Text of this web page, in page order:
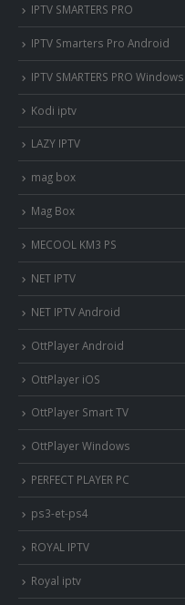
IPTV SMARTERS PRO
IPTV Smarters Pro Android
IPTV SMARTERS PRO Windows
Kodi iptv
LAZY IPTV
mag box
Mag Box
MECOOL KM3 PS
NET IPTV
NET IPTV Android
OttPlayer Android
OttPlayer iOS
OttPlayer Smart TV
OttPlayer Windows
PERFECT PLAYER PC
ps3-et-ps4
ROYAL IPTV
Royal iptv